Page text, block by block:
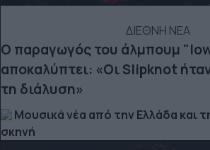
ΔΙΕΘΝΗ ΝΕΑ
Ο παραγωγός του άλμπουμ
αποκαλύπτει: «Οι Slipknot
τη διάλυση»
Μουσικά νέα από την Ελλάδα και
σκηνή